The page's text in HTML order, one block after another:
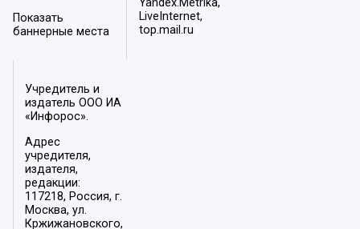
Показать
баннерные места
LiveInternet,
top.mail.ru
Учредитель и
издатель ООО ИА
«Инфорос».
Адрес
учредителя,
издателя,
редакции:
117218, Россия, г.
Москва, ул.
Кржижановского,